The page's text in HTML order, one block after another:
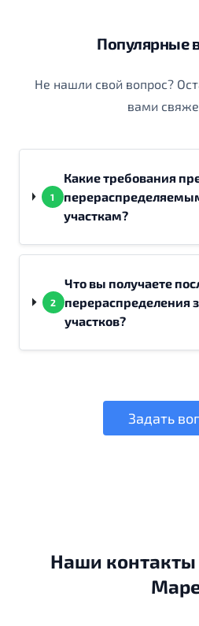
Популярные
Не нашли свой вопрос?
вами
1
Какие требования
участкам?
2
Что вы получаете
перераспределения
участков?
Задать
Наши